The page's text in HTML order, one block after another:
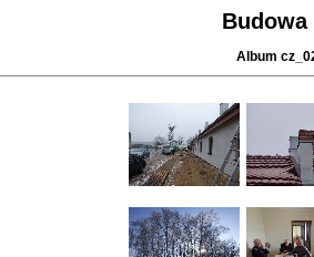
Album